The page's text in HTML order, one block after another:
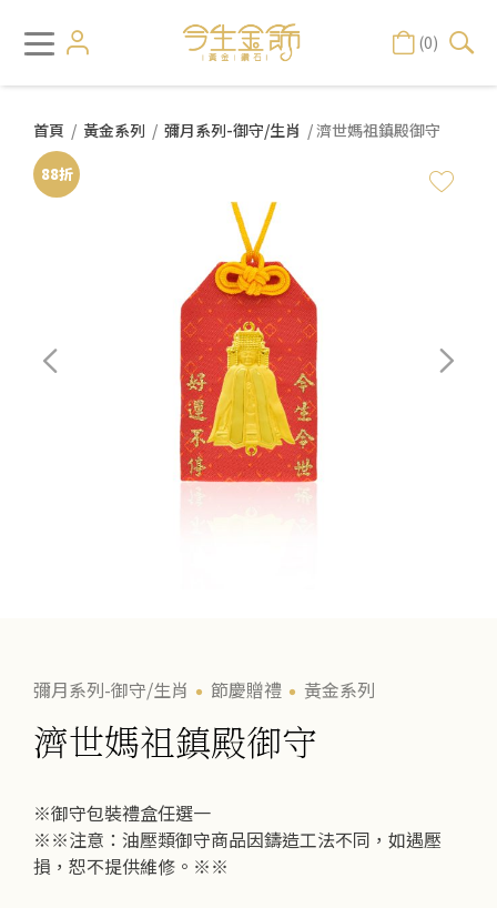
(0)
首頁 / 黃金系列 / 彌月系列-御守/生肖 / 濟世媽祖鎮殿御守
88折
彌月系列-御守/生肖 節慶贈禮 黃金系列
濟世媽祖鎮殿御守
※御守包裝禮盒任選一
※※注意：油壓類御守商品因鑄造工法不同，如遇壓
損，恕不提供維修。※※